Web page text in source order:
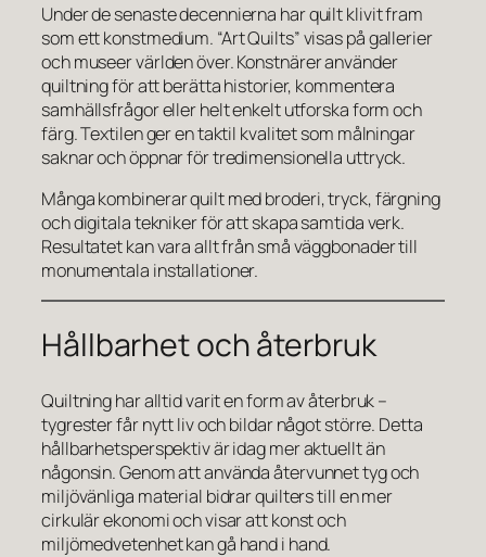
Under de senaste decennierna har quilt klivit fram
som ett konstmedium. “Art Quilts” visas på gallerier
och museer världen över. Konstnärer använder
quiltning för att berätta historier, kommentera
samhällsfrågor eller helt enkelt utforska form och
färg. Textilen ger en taktil kvalitet som målningar
saknar och öppnar för tredimensionella uttryck.
Många kombinerar quilt med broderi, tryck, färgning
och digitala tekniker för att skapa samtida verk.
Resultatet kan vara allt från små väggbonader till
monumentala installationer.
Hållbarhet och återbruk
Quiltning har alltid varit en form av återbruk –
tygrester får nytt liv och bildar något större. Detta
hållbarhetsperspektiv är idag mer aktuellt än
någonsin. Genom att använda återvunnet tyg och
miljövänliga material bidrar quilters till en mer
cirkulär ekonomi och visar att konst och
miljömedvetenhet kan gå hand i hand.